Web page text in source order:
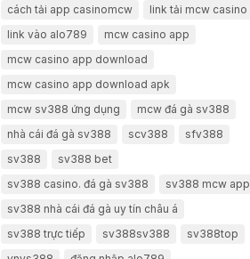
cách tải app casinomcw
link tải mcw casino
link vào alo789
mcw casino app
mcw casino app download
mcw casino app download apk
mcw sv388 ứng dụng
mcw đá gà sv388
nhà cái đá gà sv388
scv388
sfv388
sv388
sv388 bet
sv388 casino. đá gà sv388
sv388 mcw app
sv388 nhà cái đá gà uy tín châu á
sv388 trực tiếp
sv388sv388
sv388top